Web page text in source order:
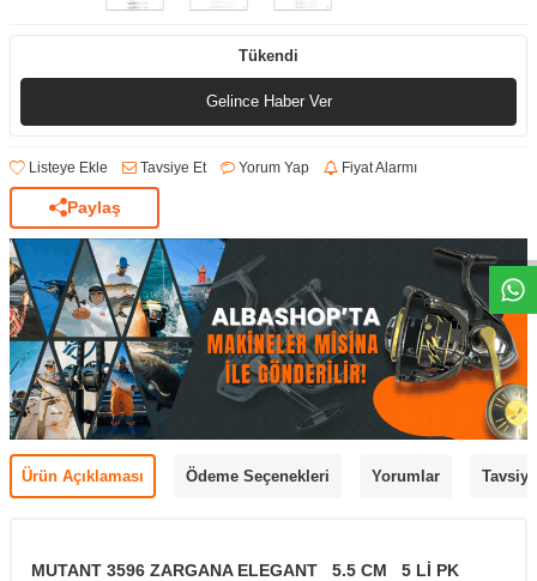
Tükendi
Gelince Haber Ver
Listeye Ekle Tavsiye Et Yorum Yap Fiyat Alarmı
Paylaş
Ürün Açıklaması Ödeme Seçenekleri Yorumlar
MUTANT 3596 ZARGANA ELEGANT 5.5 CM 5 Lİ PK